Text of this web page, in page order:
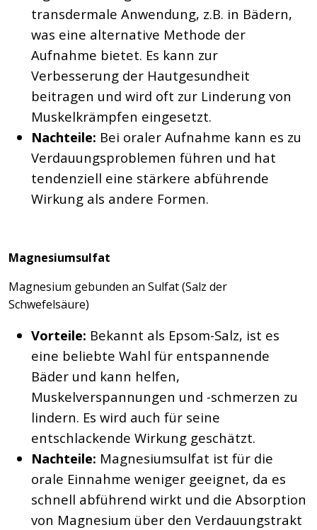
transdermale Anwendung, z.B. in Bädern,
was eine alternative Methode der
Aufnahme bietet. Es kann zur
Verbesserung der Hautgesundheit
beitragen und wird oft zur Linderung von
Muskelkrämpfen eingesetzt.
Nachteile: Bei oraler Aufnahme kann es zu
Verdauungsproblemen führen und hat
tendenziell eine stärkere abführende
Wirkung als andere Formen.
Magnesiumsulfat
Magnesium gebunden an Sulfat (Salz der
Schwefelsäure)
Vorteile: Bekannt als Epsom-Salz, ist es
eine beliebte Wahl für entspannende
Bäder und kann helfen,
Muskelverspannungen und -schmerzen zu
lindern. Es wird auch für seine
entschlackende Wirkung geschätzt.
Nachteile: Magnesiumsulfat ist für die
orale Einnahme weniger geeignet, da es
schnell abführend wirkt und die Absorption
von Magnesium über den Verdauungstrakt